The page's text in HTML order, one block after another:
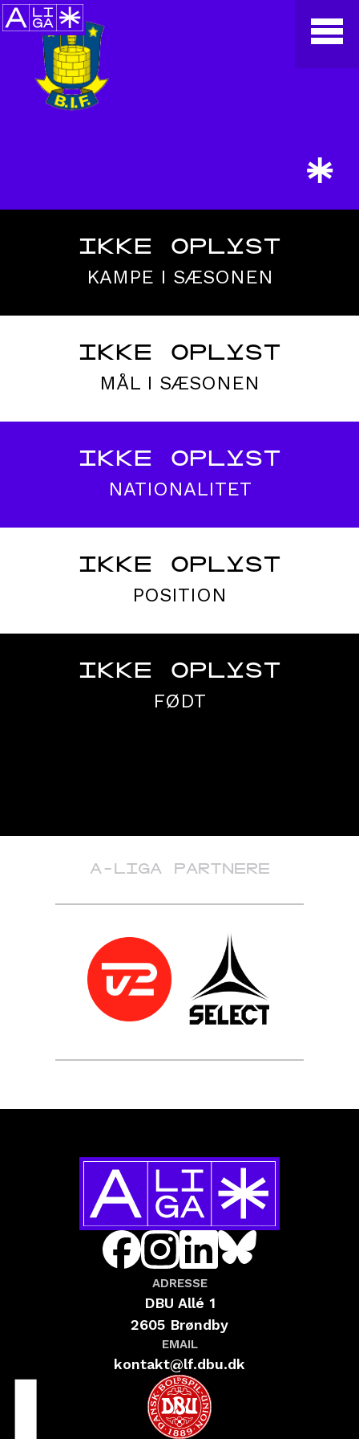
*
IKKE OPLYST
KAMPE I SÆSONEN
IKKE OPLYST
MÅL I SÆSONEN
IKKE OPLYST
NATIONALITET
IKKE OPLYST
POSITION
IKKE OPLYST
FØDT
A-LIGA PARTNERE
ADRESSE
DBU Allé 1
2605 Brøndby
EMAIL
kontakt@lf.dbu.dk